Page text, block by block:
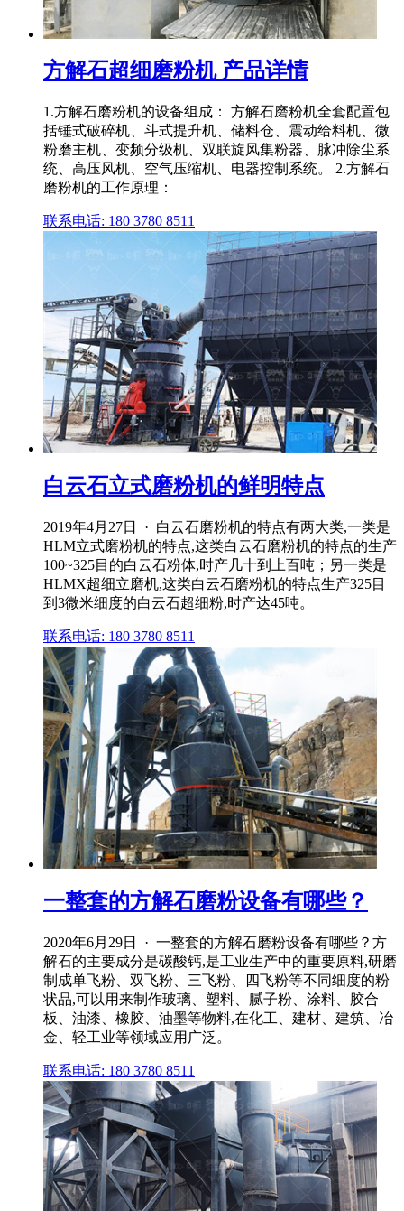
方解石超细磨粉机 产品详情
1.方解石磨粉机的设备组成： 方解石磨粉机全套配置包
括锤式破碎机、斗式提升机、储料仓、震动给料机、微
粉磨主机、变频分级机、双联旋风集粉器、脉冲除尘系
统、高压风机、空气压缩机、电器控制系统。 2.方解石
磨粉机的工作原理：
联系电话: 180 3780 8511
白云石立式磨粉机的鲜明特点
2019年4月27日 · 白云石磨粉机的特点有两大类,一类是
HLM立式磨粉机的特点,这类白云石磨粉机的特点的生产
100~325目的白云石粉体,时产几十到上百吨；另一类是
HLMX超细立磨机,这类白云石磨粉机的特点生产325目
到3微米细度的白云石超细粉,时产达45吨。
联系电话: 180 3780 8511
一整套的方解石磨粉设备有哪些？
2020年6月29日 · 一整套的方解石磨粉设备有哪些？方
解石的主要成分是碳酸钙,是工业生产中的重要原料,研磨
制成单飞粉、双飞粉、三飞粉、四飞粉等不同细度的粉
状品,可以用来制作玻璃、塑料、腻子粉、涂料、胶合
板、油漆、橡胶、油墨等物料,在化工、建材、建筑、冶
金、轻工业等领域应用广泛。
联系电话: 180 3780 8511